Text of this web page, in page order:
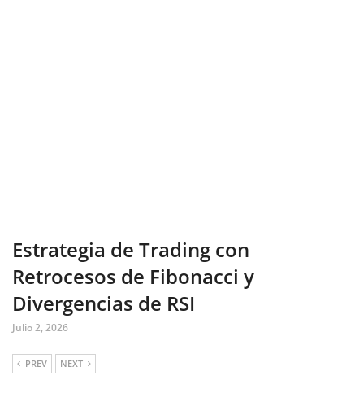
Estrategia de Trading con
Retrocesos de Fibonacci y
Divergencias de RSI
Julio 2, 2026
PREV NEXT